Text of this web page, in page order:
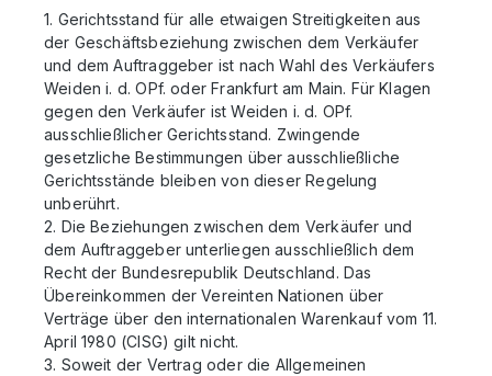
1. Gerichtsstand für alle etwaigen Streitigkeiten aus
der Geschäftsbeziehung zwischen dem Verkäufer
und dem Auftraggeber ist nach Wahl des Verkäufers
Weiden i. d. OPf. oder Frankfurt am Main. Für Klagen
gegen den Verkäufer ist Weiden i. d. OPf.
ausschließlicher Gerichtsstand. Zwingende
gesetzliche Bestimmungen über ausschließliche
Gerichtsstände bleiben von dieser Regelung
unberührt.
2. Die Beziehungen zwischen dem Verkäufer und
dem Auftraggeber unterliegen ausschließlich dem
Recht der Bundesrepublik Deutschland. Das
Übereinkommen der Vereinten Nationen über
Verträge über den internationalen Warenkauf vom 11.
April 1980 (CISG) gilt nicht.
3. Soweit der Vertrag oder die Allgemeinen